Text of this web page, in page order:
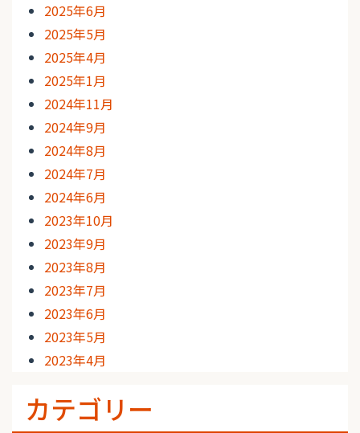
2025年6月
2025年5月
2025年4月
2025年1月
2024年11月
2024年9月
2024年8月
2024年7月
2024年6月
2023年10月
2023年9月
2023年8月
2023年7月
2023年6月
2023年5月
2023年4月
カテゴリー